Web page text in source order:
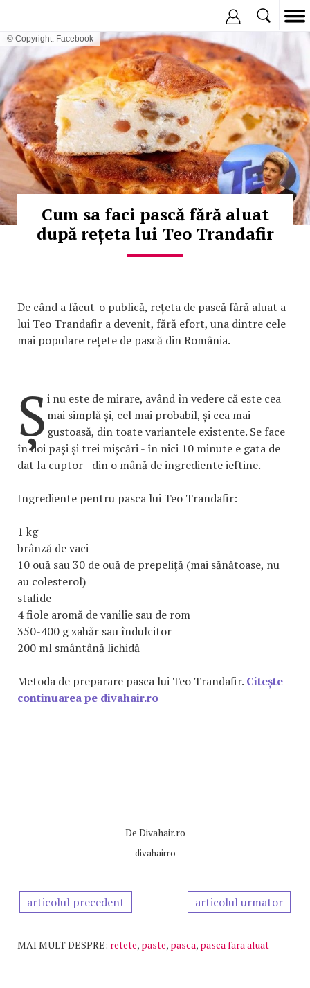
© Copyright: Facebook
Cum sa faci pască fără aluat
după rețeta lui Teo Trandafir
De când a făcut-o publică, rețeta de pască fără aluat a
lui Teo Trandafir a devenit, fără efort, una dintre cele
mai populare rețete de pască din România.
Și nu este de mirare, având în vedere că este cea
mai simplă și, cel mai probabil, și cea mai
gustoasă, din toate variantele existente. Se face
în doi pași și trei mișcări - în nici 10 minute e gata de
dat la cuptor - din o mână de ingrediente ieftine.
Ingrediente pentru pasca lui Teo Trandafir:
1 kg
brânză de vaci
10 ouă sau 30 de ouă de prepeliţă (mai sănătoase, nu
au colesterol)
stafide
4 fiole aromă de vanilie sau de rom
350-400 g zahăr sau îndulcitor
200 ml smântână lichidă
Metoda de preparare pasca lui Teo Trandafir. Citește
continuarea pe divahair.ro
De Divahair.ro
divahairro
articolul precedent articolul urmator
MAI MULT DESPRE: retete, paste, pasca, pasca fara aluat